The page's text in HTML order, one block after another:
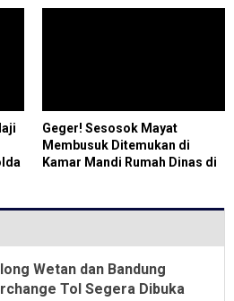
Karhutla
Geger! Sesosok Mayat
Membusuk Ditemukan di
Kamar Mandi Rumah Dinas di
Wetan dan Bandung
Tol Segera Dibuka